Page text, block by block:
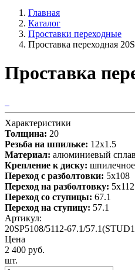
Главная
Каталог
Проставки переходные
Проставка переходная
Проставка
Характеристики
Толщина: 20
Резьба на шпильке: 12х1.5
Материал: алюминиевый
Крепление к диску: шпилечное
Переход с разболтовки: 5х108
Переход на разболтовку: 5х112
Переход со ступицы: 67.1
Переход на ступицу: 57.1
Артикул:
20SP5108/5112-67.1/
Цена
2 400 руб.
шт.